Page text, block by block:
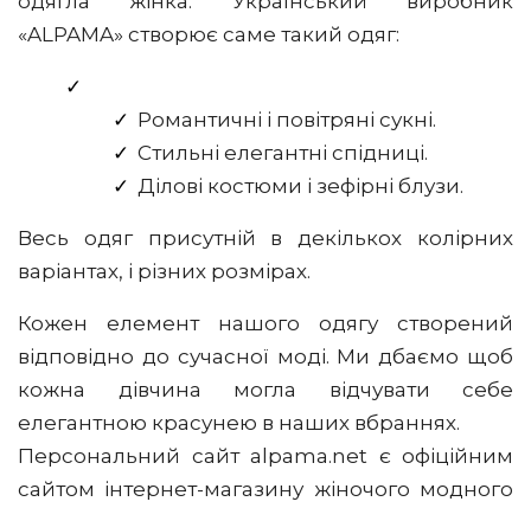
«ALPAMA» створює саме такий одяг:
Романтичні і повітряні сукні.
Стильні елегантні спідниці.
Ділові костюми і зефірні блузи.
Весь одяг присутній в декількох колірних
варіантах, і різних розмірах.
Кожен елемент нашого одягу створений
відповідно до сучасної моді. Ми дбаємо щоб
кожна дівчина могла відчувати себе
елегантною красунею в наших вбраннях.
Персональний сайт alpama.net є офіційним
сайтом інтернет-магазину жіночого модного